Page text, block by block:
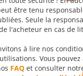
être tenu
Seule la
l'acheteur en cas de
à lire nos
Vous pouvez
FAQ et consulter